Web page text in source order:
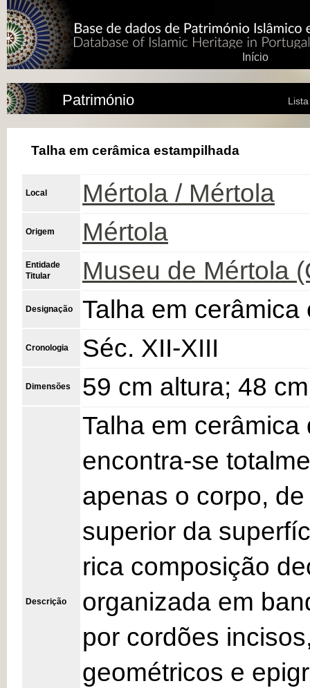
Início
Património
Talha em cerâmica estampilhada
Local Mértola / Mértola
Origem Mértola
Entidade
Titular
Museu de Mértola
Designação Talha em cerâmica
Cronologia Séc. XII-XIII
Dimensões 59 cm altura; 48
Descrição
Talha em
encontra-se
apenas o corpo,
superior da
rica composição
organizada em
por cordões
geométricos e